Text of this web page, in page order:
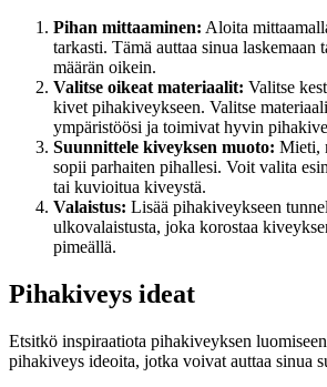
Pihan mittaaminen: Aloita
tarkasti. Tämä auttaa sinua
määrän oikein.
Valitse oikeat materiaalit: Valitse
kivet pihakiveykseen. Valitse
ympäristöösi ja toimivat hyvin
Suunnittele kiveyksen muoto: Mieti,
sopii parhaiten pihallesi. Voit valita
tai kuvioitua kiveystä.
Valaistus: Lisää pihakiveykseen
ulkovalaistusta, joka korostaa
pimeällä.
Pihakiveys ideat
Etsitkö inspiraatiota pihakiveyksen
pihakiveys ideoita, jotka voivat auttaa sinua